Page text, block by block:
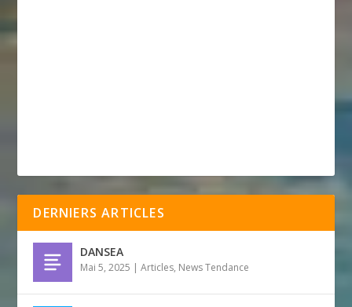
DERNIERS ARTICLES
DANSEA
Mai 5, 2025 |Articles, News Tendance